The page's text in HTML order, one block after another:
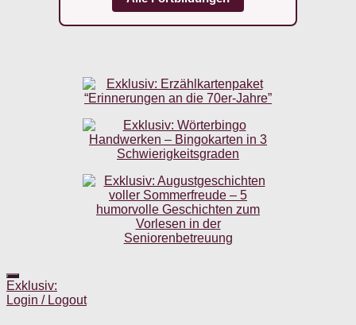
Exklusiv:
Login / Logout